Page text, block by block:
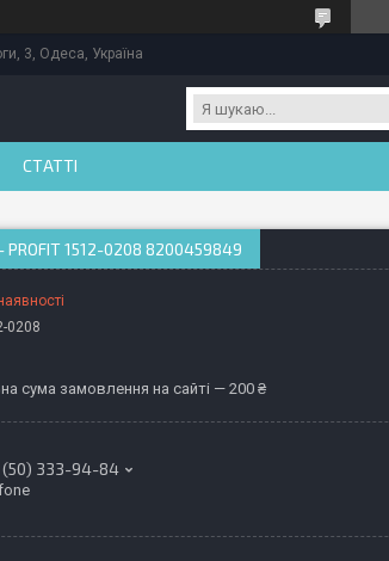
3, Одеса, Україна
СТАТТІ
1512-0208 8200459849
0208
сума замовлення на сайті — 200 ₴
(50) 333-94-84